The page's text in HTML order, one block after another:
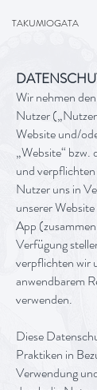
TAKUMIOGATA
Wir nehmen
Nutzer
Website und/
„Website“
und
Nutzer uns in
unserer
App
Verfügung
verpflichten wir
anwendbarem
verwenden.
Diese
Praktiken in
Verwendung